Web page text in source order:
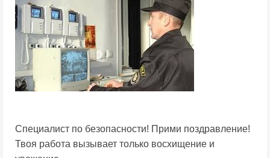
Специалист по безопасности! Прими поздравление!
Твоя работа вызывает только восхищение и